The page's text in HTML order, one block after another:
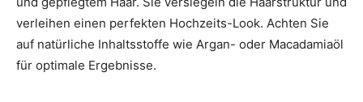
verleihen einen perfekten Hochzeits-Look. Achten Sie
auf natürliche Inhaltsstoffe wie Argan- oder Macadamiaöl
für optimale Ergebnisse.